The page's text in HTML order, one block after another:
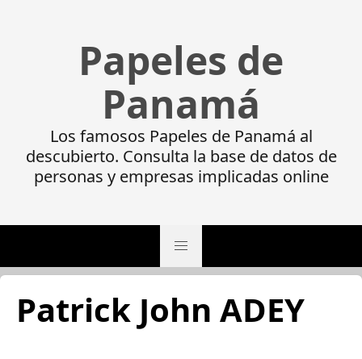
Papeles de
Panamá
Los famosos Papeles de Panamá al
descubierto. Consulta la base de datos de
personas y empresas implicadas online
Patrick John ADEY